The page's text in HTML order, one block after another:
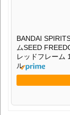
BANDAI
ムSEED
レッドフレーム
ル